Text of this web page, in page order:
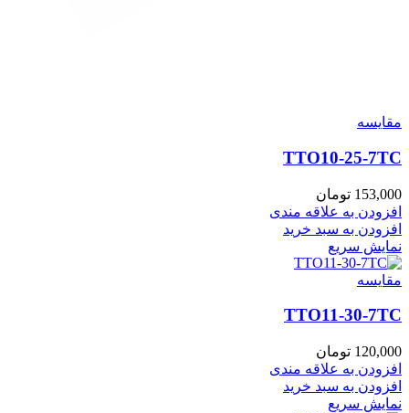
مقايسه
TTO10-25-7TC
153,000 تومان
افزودن به علاقه مندی
افزودن به سبد خرید
نمایش سریع
مقايسه
TTO11-30-7TC
120,000 تومان
افزودن به علاقه مندی
افزودن به سبد خرید
نمایش سریع